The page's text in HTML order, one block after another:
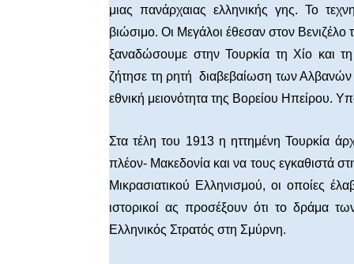
μιας πανάρχαιας ελληνικής γης. Το
βιώσιμο. Οι Μεγάλοι έθεσαν στον Βενιζέλο
ξαναδώσουμε στην Τουρκία τη Χίο και
ζήτησε τη ρητή διαβεβαίωση των Αλβανών
εθνική μειονότητα της Βορείου Ηπείρου.
Στα τέλη του 1913 η ηττημένη Τουρκία
πλέον- Μακεδονία και να τους εγκαθιστά
Μικρασιατικού Ελληνισμού, οι οποίες
ιστορικοί ας προσέξουν ότι το δράμα
Ελληνικός Στρατός στη Σμύρνη.